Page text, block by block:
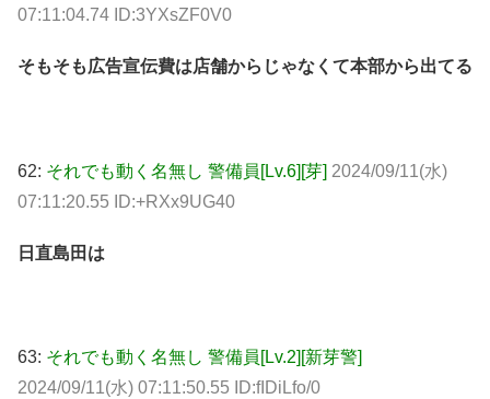
07:11:04.74 ID:3YXsZF0V0
そもそも広告宣伝費は店舗からじゃなくて本部から出てる
62: それでも動く名無し 警備員[Lv.6][芽] 2024/09/11(水)
07:11:20.55 ID:+RXx9UG40
日直島田は
63: それでも動く名無し 警備員[Lv.2][新芽警]
2024/09/11(水) 07:11:50.55 ID:fIDiLfo/0